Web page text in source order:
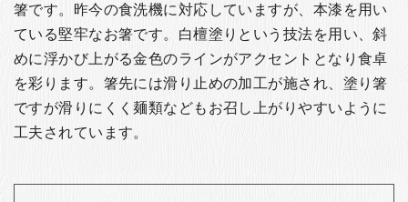
箸です。昨今の食洗機に対応していますが、本漆を用い
ている堅牢なお箸です。白檀塗りという技法を用い、斜
めに浮かび上がる金色のラインがアクセントとなり食卓
を彩ります。箸先には滑り止めの加工が施され、塗り箸
ですが滑りにくく麺類などもお召し上がりやすいように
工夫されています。